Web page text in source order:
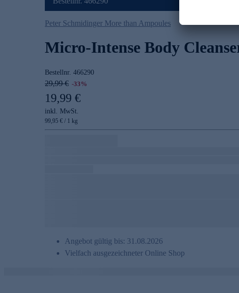
Peter Schmidinger More than Ampoules
Micro-Intense Body
Bestellnr. 466290
29,99 € -33%
19,99 €
inkl. MwSt.
99,95 € / 1 kg
Angebot gültig bis: 31.08.2026
Vielfach ausgezeichneter Online Shop